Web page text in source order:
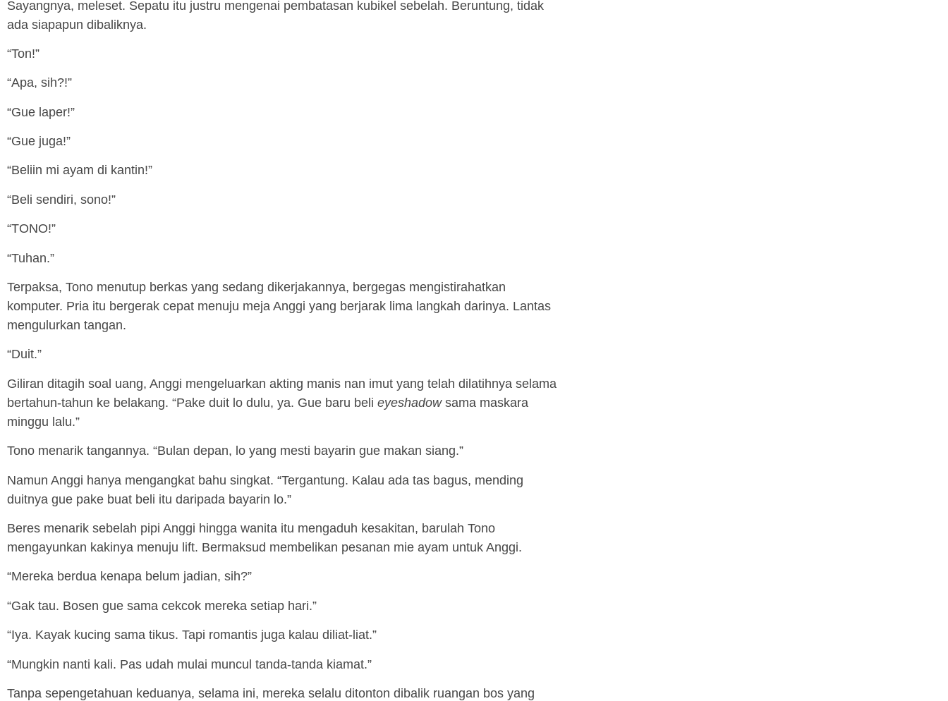
Sayangnya, meleset. Sepatu itu justru mengenai pembatasan kubikel sebelah. Beruntung, tidak
ada siapapun dibaliknya.
“Ton!”
“Apa, sih?!”
“Gue laper!”
“Gue juga!”
“Beliin mi ayam di kantin!”
“Beli sendiri, sono!”
“TONO!”
“Tuhan.”
Terpaksa, Tono menutup berkas yang sedang dikerjakannya, bergegas mengistirahatkan
komputer. Pria itu bergerak cepat menuju meja Anggi yang berjarak lima langkah darinya. Lantas
mengulurkan tangan.
“Duit.”
Giliran ditagih soal uang, Anggi mengeluarkan akting manis nan imut yang telah dilatihnya selama
bertahun-tahun ke belakang. “Pake duit lo dulu, ya. Gue baru beli eyeshadowsama maskara
minggu lalu.”
Tono menarik tangannya. “Bulan depan, lo yang mesti bayarin gue makan siang.”
Namun Anggi hanya mengangkat bahu singkat. “Tergantung. Kalau ada tas bagus, mending
duitnya gue pake buat beli itu daripada bayarin lo.”
Beres menarik sebelah pipi Anggi hingga wanita itu mengaduh kesakitan, barulah Tono
mengayunkan kakinya menuju lift. Bermaksud membelikan pesanan mie ayam untuk Anggi.
“Mereka berdua kenapa belum jadian, sih?”
“Gak tau. Bosen gue sama cekcok mereka setiap hari.”
“Iya. Kayak kucing sama tikus. Tapi romantis juga kalau diliat-liat.”
“Mungkin nanti kali. Pas udah mulai muncul tanda-tanda kiamat.”
Tanpa sepengetahuan keduanya, selama ini, mereka selalu ditonton dibalik ruangan bos yang